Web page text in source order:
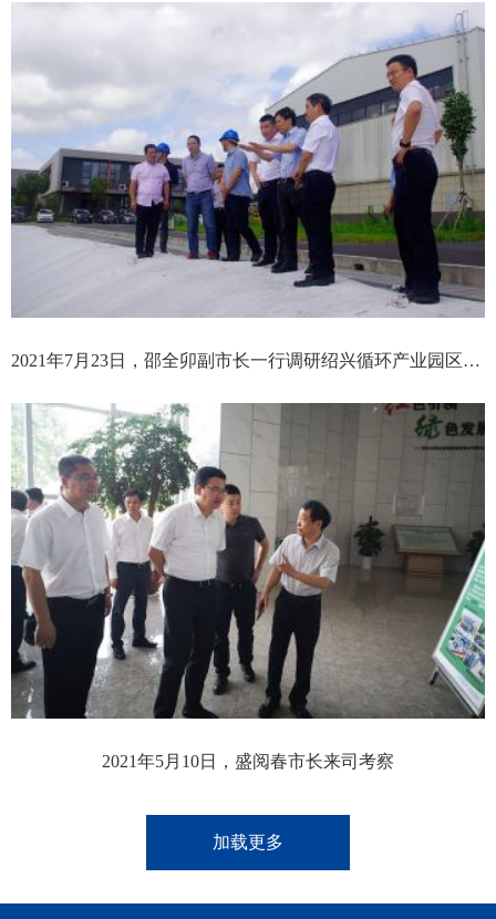
2021年7月23日，邵全卯副市长一行调研绍兴循环产业园区飞灰处置情况
2021年5月10日，盛阅春市长来司考察
加载更多